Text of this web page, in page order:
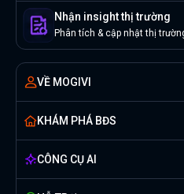
Nhận insight thị trường
Phân tích & cập nhật thị
VỀ MOGIVI
KHÁM PHÁ BĐS
CÔNG CỤ AI